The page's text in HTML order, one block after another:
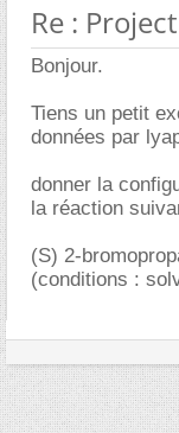
Re :
Bonjour.
Tiens un petit
données par
donner la
la réaction
(S) 2-
(conditions :